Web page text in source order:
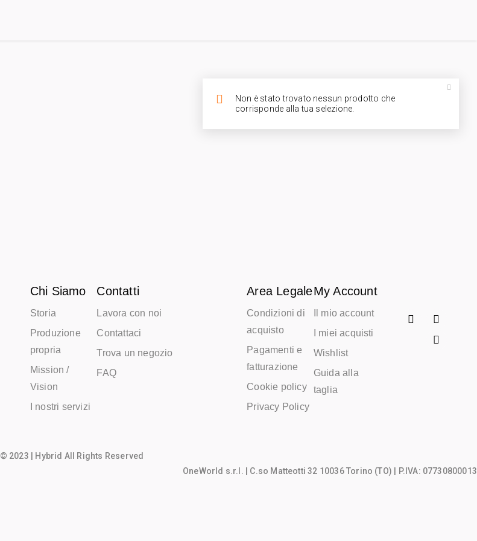
Chi Siamo
Storia
Produzione
propria
Mission /
Vision
I nostri servizi
Contatti
Lavora con noi
Contattaci
Trova un negozio
FAQ
Area Legale
Condizioni di
acquisto
Pagamenti e
fatturazione
Cookie policy
Privacy Policy
My Account
Il mio account
I miei acquisti
Wishlist
Guida alla
taglia
© 2023 | Hybrid All Rights Reserved
OneWorld s.r.l.
| C.so Matteotti 32 10036 Torino (TO) | P.IVA: 07730800013
Non è stato trovato nessun prodotto che
corrisponde alla tua selezione.